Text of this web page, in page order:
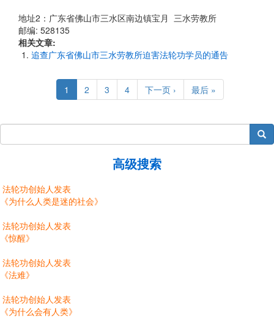
地址2：广东省佛山市三水区南边镇宝月 三水劳教所
邮编: 528135
相关文章:
追查广东省佛山市三水劳教所迫害法轮功学员的通告
Pagination
Current
page
1 Page
2 Page
3 Page
4
Next
page
下一页 ›
Last
page
最后 »
搜索
高级搜索
法轮功创始人发表
《为什么人类是迷的社会》
法轮功创始人发表
《惊醒》
法轮功创始人发表
《法难》
法轮功创始人发表
《为什么会有人类》